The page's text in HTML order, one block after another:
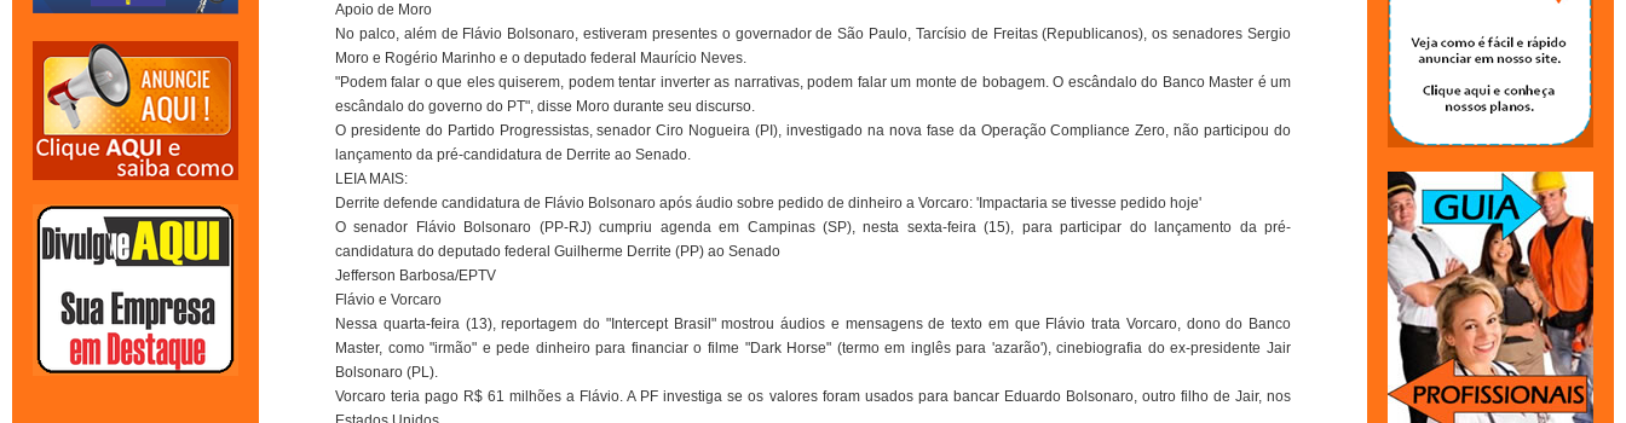
Apoio de Moro
No palco, além de Flávio Bolsonaro, estiveram presentes o governador de São Paulo, Tarcísio de Freitas (Republicanos), os senadores Sergio
Moro e Rogério Marinho e o deputado federal Maurício Neves.
"Podem falar o que eles quiserem, podem tentar inverter as narrativas, podem falar um monte de bobagem. O escândalo do Banco Master é um
escândalo do governo do PT", disse Moro durante seu discurso.
O presidente do Partido Progressistas, senador Ciro Nogueira (PI), investigado na nova fase da Operação Compliance Zero, não participou do
lançamento da pré-candidatura de Derrite ao Senado.
LEIA MAIS:
Derrite defende candidatura de Flávio Bolsonaro após áudio sobre pedido de dinheiro a Vorcaro: 'Impactaria se tivesse pedido hoje'
O senador Flávio Bolsonaro (PP-RJ) cumpriu agenda em Campinas (SP), nesta sexta-feira (15), para participar do lançamento da pré-
candidatura do deputado federal Guilherme Derrite (PP) ao Senado
Jefferson Barbosa/EPTV
Flávio e Vorcaro
Nessa quarta-feira (13), reportagem do "Intercept Brasil" mostrou áudios e mensagens de texto em que Flávio trata Vorcaro, dono do Banco
Master, como "irmão" e pede dinheiro para financiar o filme "Dark Horse" (termo em inglês para 'azarão'), cinebiografia do ex-presidente Jair
Bolsonaro (PL).
Vorcaro teria pago R$ 61 milhões a Flávio. A PF investiga se os valores foram usados para bancar Eduardo Bolsonaro, outro filho de Jair, nos